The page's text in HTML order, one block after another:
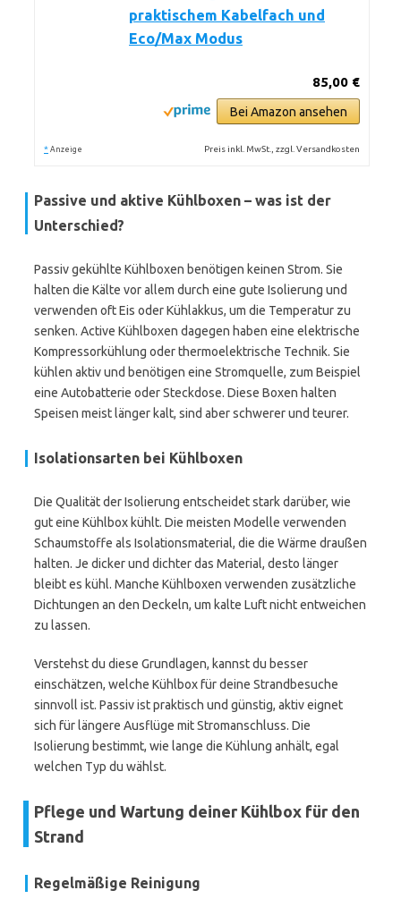
praktischem Kabelfach und
Eco/Max Modus
85,00 €
Bei Amazon ansehen
* Anzeige Preis inkl. MwSt., zzgl. Versandkosten
Passive und aktive Kühlboxen – was ist der
Unterschied?
Passiv gekühlte Kühlboxen benötigen keinen Strom. Sie
halten die Kälte vor allem durch eine gute Isolierung und
verwenden oft Eis oder Kühlakkus, um die Temperatur zu
senken. Active Kühlboxen dagegen haben eine elektrische
Kompressorkühlung oder thermoelektrische Technik. Sie
kühlen aktiv und benötigen eine Stromquelle, zum Beispiel
eine Autobatterie oder Steckdose. Diese Boxen halten
Speisen meist länger kalt, sind aber schwerer und teurer.
Isolationsarten bei Kühlboxen
Die Qualität der Isolierung entscheidet stark darüber, wie
gut eine Kühlbox kühlt. Die meisten Modelle verwenden
Schaumstoffe als Isolationsmaterial, die die Wärme draußen
halten. Je dicker und dichter das Material, desto länger
bleibt es kühl. Manche Kühlboxen verwenden zusätzliche
Dichtungen an den Deckeln, um kalte Luft nicht entweichen
zu lassen.
Verstehst du diese Grundlagen, kannst du besser
einschätzen, welche Kühlbox für deine Strandbesuche
sinnvoll ist. Passiv ist praktisch und günstig, aktiv eignet
sich für längere Ausflüge mit Stromanschluss. Die
Isolierung bestimmt, wie lange die Kühlung anhält, egal
welchen Typ du wählst.
Pflege und Wartung deiner Kühlbox für den
Strand
Regelmäßige Reinigung